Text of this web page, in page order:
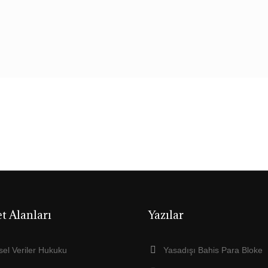
Alanları
Veriler Hukuku
Yazılar
Yasadışı Bahis Para Bloke